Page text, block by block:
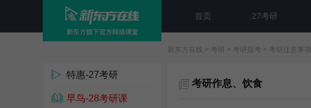
首页 27考研
新东方在线 > 考研 > 考研报考 > 考研注意事项
特惠-27考研
早鸟-28考研课
考研作息、饮食